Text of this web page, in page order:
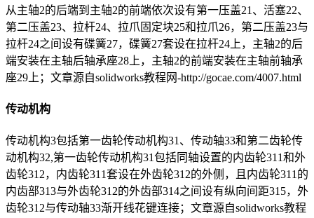
从主轴2的后端到主轴2的前端依次设有第一压盖21、活塞22、
第二压盖23、拉杆24、拉爪固定块25和拉爪26，第二压盖23与
拉杆24之间设有碟簧27，碟簧27套设在拉杆24上，主轴2的后
端安装在主轴后轴承座28上，主轴2的前端安装在主轴前轴承
座29上； 文章源自solidworks教程网-http://gocae.com/4007.html
传动机构
传动机构3包括第一齿轮传动机构31、传动轴33和第二齿轮传
动机构32,第一齿轮传动机构31包括同轴设置的内齿轮311和外
齿轮312，内齿轮311套设在外齿轮312的外侧，且内齿轮311的
内齿部313与外齿轮312的外齿部314之间设有纵向间距315，外
齿轮312与传动轴33渐开线花键连接； 文章源自solidworks教程